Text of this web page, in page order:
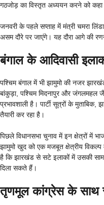
गठजोड़ का विस्तृत अध्ययन करने को कहा
जनवरी के पहले सप्ताह में मंत्री चमरा
असम दौरे पर जाएंगे। यह दौरा आगे की
बंगाल के आदिवासी
पश्चिम बंगाल में भी झामुमो की नजर
बांकुड़ा, पश्चिम मिदनापुर और जंगलमहल
प्रभावशाली है। पार्टी सूत्रों के मुताबिक,
तैयारी कर रहा है।
पिछले विधानसभा चुनाव में इन क्षेत्रों में
झामुमो खुद को एक मजबूत क्षेत्रीय विकल्प
है कि झारखंड से सटे इलाकों में उसकी
दिला सकते हैं।
तृणमूल कांग्रेस के साथ